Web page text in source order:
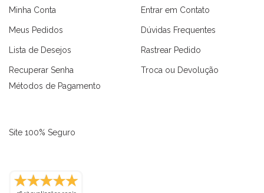
Minha Conta
Meus Pedidos
Lista de Desejos
Recuperar Senha
Entrar em Contato
Dúvidas Frequentes
Rastrear Pedido
Troca ou Devolução
Métodos de Pagamento
Site 100% Seguro